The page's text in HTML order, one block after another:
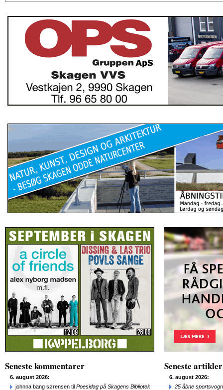
Seneste kommentarer
6. august 2026:
johnna bang sørensen til Poesidag på Skagens Bibliotek:
Seneste artikler
6. august 2026:
25 åbne